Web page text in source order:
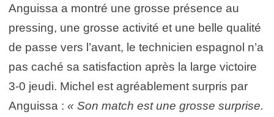
Anguissa a montré une grosse présence au
pressing, une grosse activité et une belle qualité
de passe vers l’avant, le technicien espagnol n’a
pas caché sa satisfaction après la large victoire
3-0 jeudi. Michel est agréablement surpris par
Anguissa : « Son match est une grosse surprise.